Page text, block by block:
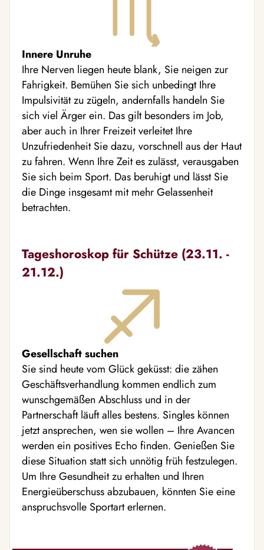
Innere Unruhe
Ihre Nerven liegen heute blank, Sie neigen zur
Fahrigkeit. Bemühen Sie sich unbedingt Ihre
Impulsivität zu zügeln, andernfalls handeln Sie
sich viel Ärger ein. Das gilt besonders im Job,
aber auch in Ihrer Freizeit verleitet Ihre
Unzufriedenheit Sie dazu, vorschnell aus der Haut
zu fahren. Wenn Ihre Zeit es zulässt, verausgaben
Sie sich beim Sport. Das beruhigt und lässt Sie
die Dinge insgesamt mit mehr Gelassenheit
betrachten.
Tageshoroskop für Schütze (23.11. -
21.12.)
Gesellschaft suchen
Sie sind heute vom Glück geküsst: die zähen
Geschäftsverhandlung kommen endlich zum
wunschgemäßen Abschluss und in der
Partnerschaft läuft alles bestens. Singles können
jetzt ansprechen, wen sie wollen – Ihre Avancen
werden ein positives Echo finden. Genießen Sie
diese Situation statt sich unnötig früh festzulegen.
Um Ihre Gesundheit zu erhalten und Ihren
Energieüberschuss abzubauen, könnten Sie eine
anspruchsvolle Sportart erlernen.